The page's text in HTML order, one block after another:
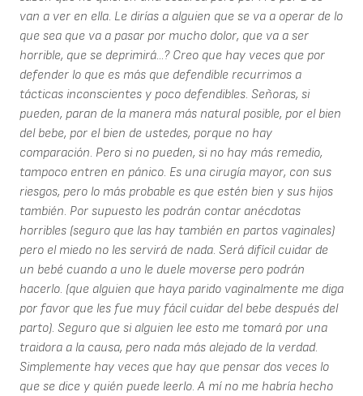
van a ver en ella. Le dirías a alguien que se va a operar de lo
que sea que va a pasar por mucho dolor, que va a ser
horrible, que se deprimirá...? Creo que hay veces que por
defender lo que es más que defendible recurrimos a
tácticas inconscientes y poco defendibles. Señoras, si
pueden, paran de la manera más natural posible, por el bien
del bebe, por el bien de ustedes, porque no hay
comparación. Pero si no pueden, si no hay más remedio,
tampoco entren en pánico. Es una cirugía mayor, con sus
riesgos, pero lo más probable es que estén bien y sus hijos
también. Por supuesto les podrán contar anécdotas
horribles (seguro que las hay también en partos vaginales)
pero el miedo no les servirá de nada. Será difícil cuidar de
un bebé cuando a uno le duele moverse pero podrán
hacerlo. (que alguien que haya parido vaginalmente me diga
por favor que les fue muy fácil cuidar del bebe después del
parto). Seguro que si alguien lee esto me tomará por una
traidora a la causa, pero nada más alejado de la verdad.
Simplemente hay veces que hay que pensar dos veces lo
que se dice y quién puede leerlo. A mí no me habría hecho